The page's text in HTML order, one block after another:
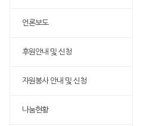
언론보도
후원안내 및 신청
자원봉사 안내 및 신청
나눔현황